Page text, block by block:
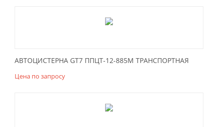
АВТОЦИСТЕРНА GT7 ППЦТ-12-885М ТРАНСПОРТНАЯ
Цена по запросу